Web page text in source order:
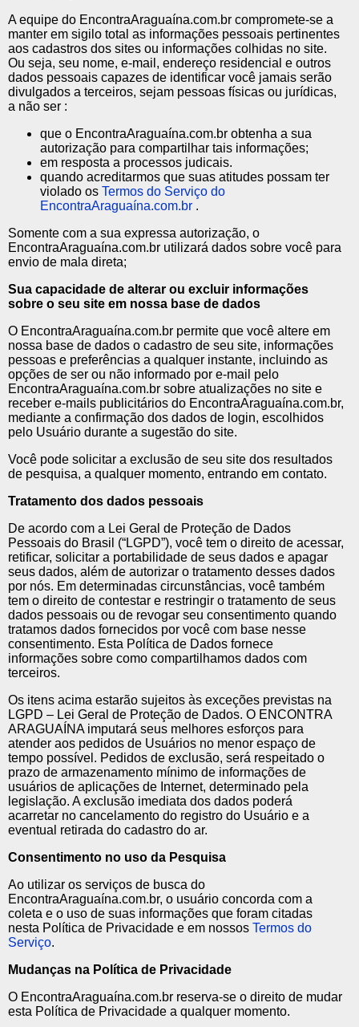
A equipe do EncontraAraguaína.com.br compromete-se a
manter em sigilo total as informações pessoais pertinentes
aos cadastros dos sites ou informações colhidas no site.
Ou seja, seu nome, e-mail, endereço residencial e outros
dados pessoais capazes de identificar você jamais serão
divulgados a terceiros, sejam pessoas físicas ou jurídicas,
a não ser :
que o EncontraAraguaína.com.br obtenha a sua
autorização para compartilhar tais informações;
em resposta a processos judicais.
quando acreditarmos que suas atitudes possam ter
violado os Termos do Serviço do
EncontraAraguaína.com.br .
Somente com a sua expressa autorização, o
EncontraAraguaína.com.br utilizará dados sobre você para
envio de mala direta;
Sua capacidade de alterar ou excluir informações
sobre o seu site em nossa base de dados
O EncontraAraguaína.com.br permite que você altere em
nossa base de dados o cadastro de seu site, informações
pessoas e preferências a qualquer instante, incluindo as
opções de ser ou não informado por e-mail pelo
EncontraAraguaína.com.br sobre atualizações no site e
receber e-mails publicitários do EncontraAraguaína.com.br,
mediante a confirmação dos dados de login, escolhidos
pelo Usuário durante a sugestão do site.
Você pode solicitar a exclusão de seu site dos resultados
de pesquisa, a qualquer momento, entrando em contato.
Tratamento dos dados pessoais
De acordo com a Lei Geral de Proteção de Dados
Pessoais do Brasil (“LGPD”), você tem o direito de acessar,
retificar, solicitar a portabilidade de seus dados e apagar
seus dados, além de autorizar o tratamento desses dados
por nós. Em determinadas circunstâncias, você também
tem o direito de contestar e restringir o tratamento de seus
dados pessoais ou de revogar seu consentimento quando
tratamos dados fornecidos por você com base nesse
consentimento. Esta Política de Dados fornece
informações sobre como compartilhamos dados com
terceiros.
Os itens acima estarão sujeitos às exceções previstas na
LGPD – Lei Geral de Proteção de Dados. O ENCONTRA
ARAGUAÍNA imputará seus melhores esforços para
atender aos pedidos de Usuários no menor espaço de
tempo possível. Pedidos de exclusão, será respeitado o
prazo de armazenamento mínimo de informações de
usuários de aplicações de Internet, determinado pela
legislação. A exclusão imediata dos dados poderá
acarretar no cancelamento do registro do Usuário e a
eventual retirada do cadastro do ar.
Consentimento no uso da Pesquisa
Ao utilizar os serviços de busca do
EncontraAraguaína.com.br, o usuário concorda com a
coleta e o uso de suas informações que foram citadas
nesta Política de Privacidade e em nossos Termos do
Serviço.
Mudanças na Política de Privacidade
O EncontraAraguaína.com.br reserva-se o direito de mudar
esta Política de Privacidade a qualquer momento.